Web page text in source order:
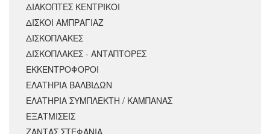
ΔΙΑΚΟΠΤΕΣ ΚΕΝΤΡΙΚΟΙ
ΔΙΣΚΟΙ ΑΜΠΡΑΓΙΑΖ
ΔΙΣΚΟΠΛΑΚΕΣ
ΔΙΣΚΟΠΛΑΚΕΣ - ΑΝΤΑΠΤΟΡΕΣ
ΕΚΚΕΝΤΡΟΦΟΡΟΙ
ΕΛΑΤΗΡΙΑ ΒΑΛΒΙΔΩΝ
ΕΛΑΤΗΡΙΑ ΣΥΜΠΛΕΚΤΗ / ΚΑΜΠΑΝΑΣ
ΕΞΑΤΜΙΣΕΙΣ